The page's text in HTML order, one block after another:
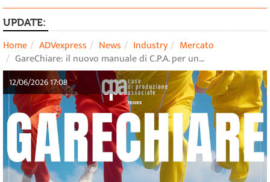
UPDATE:
Home ADVexpress News Industry
Mercato
GareChiare: il nuovo manuale di C.P.A. per un…
12/06/2026 17:08